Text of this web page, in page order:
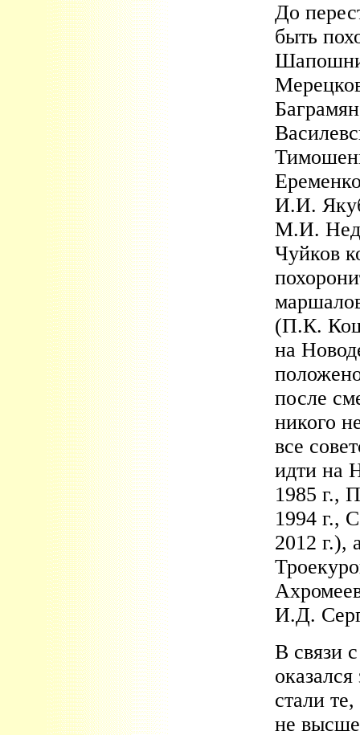
До
быть
И.И.
М.И.
Чуйков
(П.К.
на
после
никого
все
идти на
1985 г.,
1994 г.,
2012 г.),
И.Д.
В связи
стали
не